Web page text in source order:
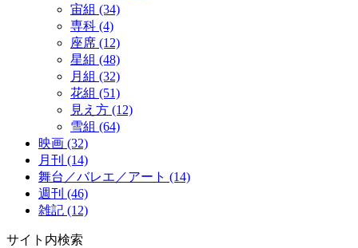
宙組 (34)
専科 (4)
座席 (12)
星組 (48)
月組 (32)
花組 (51)
見え方 (12)
雪組 (64)
映画 (32)
月刊 (14)
舞台／バレエ／アート (14)
週刊 (46)
雑記 (12)
サイト内検索